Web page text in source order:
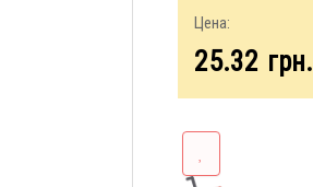
Цена:
25.32 грн.